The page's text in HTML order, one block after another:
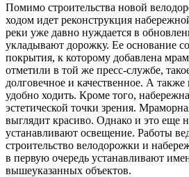
Помимо строительства новой
ходом идет реконструкция
реки уже давно нуждается в
укладывают дорожку. Ее основание
покрытия, к которому добавлена
отметили в той же пресс-службе,
долговечное и качественное. А
удобно ходить. Кроме того,
эстетической точки зрения.
выглядит красиво. Однако и это еще
устанавливают освещение. Работы
строительство велодорожки и
в первую очередь устанавливают
вышеуказанных объектов.